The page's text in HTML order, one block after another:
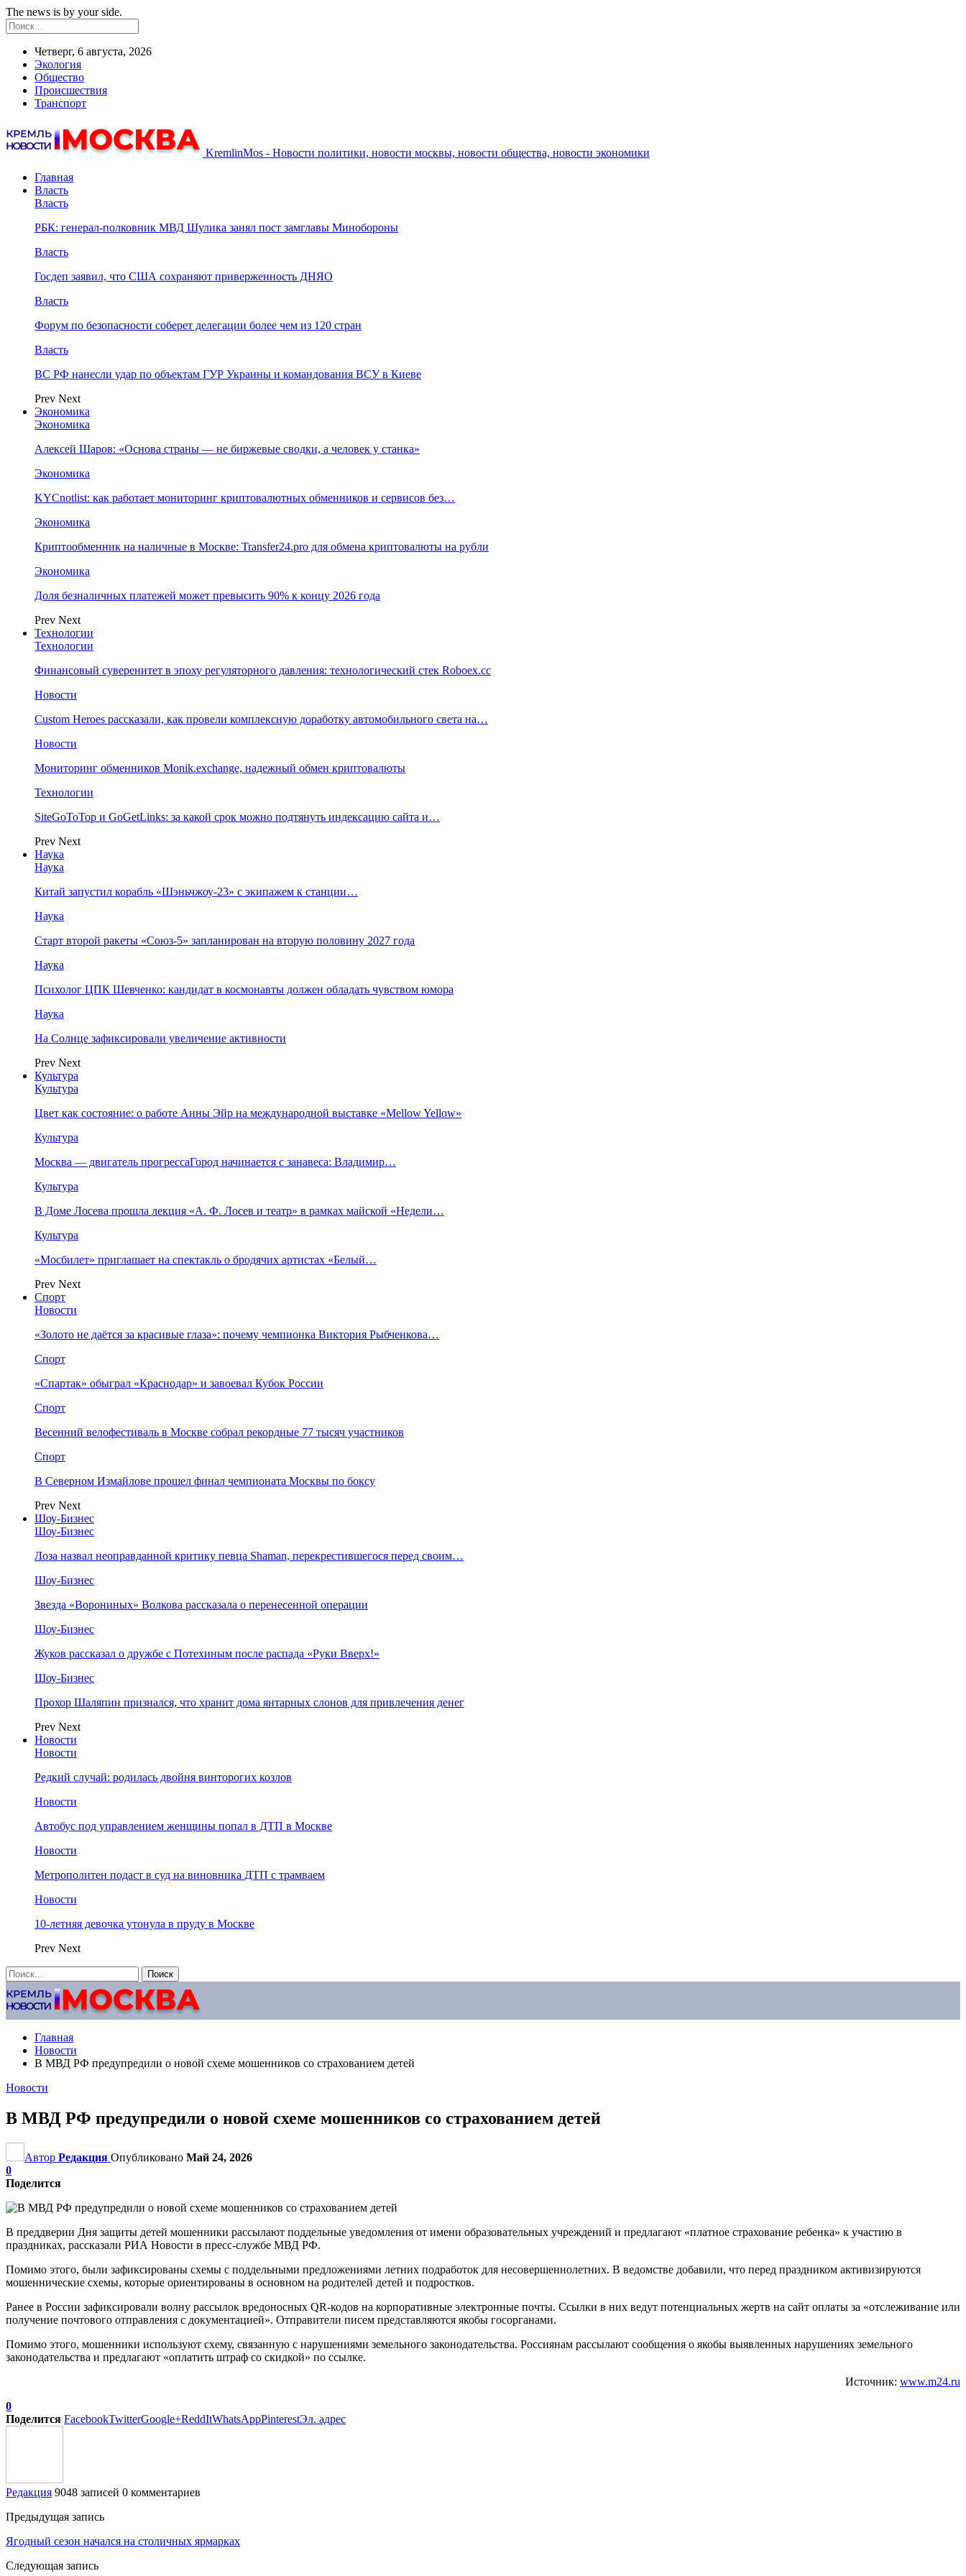
The news is by your side.
Четверг, 6 августа, 2026
Экология
Общество
Происшествия
Транспорт
KremlinMos - Новости политики, новости москвы, новости общества, новости экономики
Главная
Власть
Власть
РБК: генерал-полковник МВД Шулика занял пост замглавы Минобороны
Власть
Госдеп заявил, что США сохраняют приверженность ДНЯО
Власть
Форум по безопасности соберет делегации более чем из 120 стран
Власть
ВС РФ нанесли удар по объектам ГУР Украины и командования ВСУ в Киеве
Prev Next
Экономика
Экономика
Алексей Шаров: «Основа страны — не биржевые сводки, а человек у станка»
Экономика
KYCnotlist: как работает мониторинг криптовалютных обменников и сервисов без…
Экономика
Криптообменник на наличные в Москве: Transfer24.pro для обмена криптовалюты на рубли
Экономика
Доля безналичных платежей может превысить 90% к концу 2026 года
Prev Next
Технологии
Технологии
Финансовый суверенитет в эпоху регуляторного давления: технологический стек Roboex.cc
Новости
Custom Heroes рассказали, как провели комплексную доработку автомобильного света на…
Новости
Мониторинг обменников Monik.exchange, надежный обмен криптовалюты
Технологии
SiteGoToTop и GoGetLinks: за какой срок можно подтянуть индексацию сайта и…
Prev Next
Наука
Наука
Китай запустил корабль «Шэньчжоу-23» с экипажем к станции…
Наука
Старт второй ракеты «Союз-5» запланирован на вторую половину 2027 года
Наука
Психолог ЦПК Шевченко: кандидат в космонавты должен обладать чувством юмора
Наука
На Солнце зафиксировали увеличение активности
Prev Next
Культура
Культура
Цвет как состояние: о работе Анны Эйр на международной выставке «Mellow Yellow»
Культура
Москва — двигатель прогрессаГород начинается с занавеса: Владимир…
Культура
В Доме Лосева прошла лекция «А. Ф. Лосев и театр» в рамках майской «Недели…
Культура
«Мосбилет» приглашает на спектакль о бродячих артистах «Белый…
Prev Next
Спорт
Новости
«Золото не даётся за красивые глаза»: почему чемпионка Виктория Рыбченкова…
Спорт
«Спартак» обыграл «Краснодар» и завоевал Кубок России
Спорт
Весенний велофестиваль в Москве собрал рекордные 77 тысяч участников
Спорт
В Северном Измайлове прошел финал чемпионата Москвы по боксу
Prev Next
Шоу-Бизнес
Шоу-Бизнес
Лоза назвал неоправданной критику певца Shaman, перекрестившегося перед своим…
Шоу-Бизнес
Звезда «Ворониных» Волкова рассказала о перенесенной операции
Шоу-Бизнес
Жуков рассказал о дружбе с Потехиным после распада «Руки Вверх!»
Шоу-Бизнес
Прохор Шаляпин признался, что хранит дома янтарных слонов для привлечения денег
Prev Next
Новости
Новости
Редкий случай: родилась двойня винторогих козлов
Новости
Автобус под управлением женщины попал в ДТП в Москве
Новости
Метрополитен подаст в суд на виновника ДТП с трамваем
Новости
10-летняя девочка утонула в пруду в Москве
Prev Next
Главная
Новости
В МВД РФ предупредили о новой схеме мошенников со страхованием детей
Новости
В МВД РФ предупредили о новой схеме мошенников со страхованием детей
Автор Редакция Опубликовано Май 24, 2026
0
Поделится
В преддверии Дня защиты детей мошенники рассылают поддельные уведомления от имени образовательных учреждений и предлагают «платное страхование ребенка» к участию в
праздниках, рассказали РИА Новости в пресс-службе МВД РФ.
Помимо этого, были зафиксированы схемы с поддельными предложениями летних подработок для несовершеннолетних. В ведомстве добавили, что перед праздником активизируются
мошеннические схемы, которые ориентированы в основном на родителей детей и подростков.
Ранее в России зафиксировали волну рассылок вредоносных QR-кодов на корпоративные электронные почты. Ссылки в них ведут потенциальных жертв на сайт оплаты за «отслеживание или
получение почтового отправления с документацией». Отправители писем представляются якобы госорганами.
Помимо этого, мошенники используют схему, связанную с нарушениями земельного законодательства. Россиянам рассылают сообщения о якобы выявленных нарушениях земельного
законодательства и предлагают «оплатить штраф со скидкой» по ссылке.
Источник: www.m24.ru
0
Поделится FacebookTwitterGoogle+ReddItWhatsAppPinterestЭл. адрес
Редакция 9048 записей 0 комментариев
Предыдущая запись
Ягодный сезон начался на столичных ярмарках
Следующая запись